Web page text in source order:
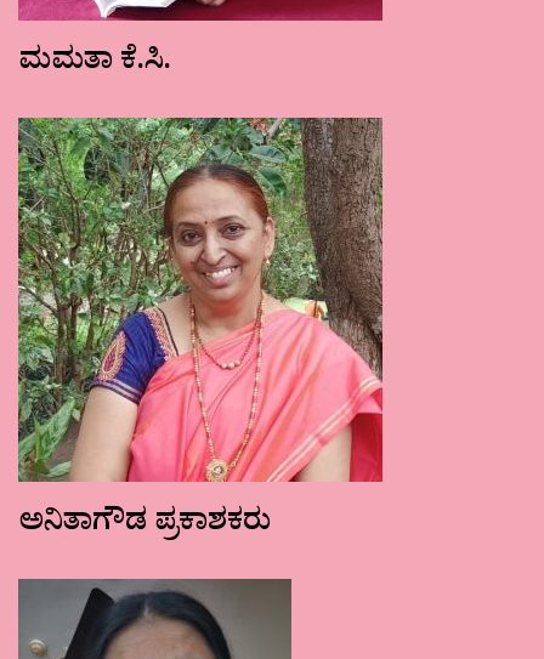
ಮಮತಾ ಕೆ.ಸಿ.
ಅನಿತಾಗೌಡ ಪ್ರಕಾಶಕರು